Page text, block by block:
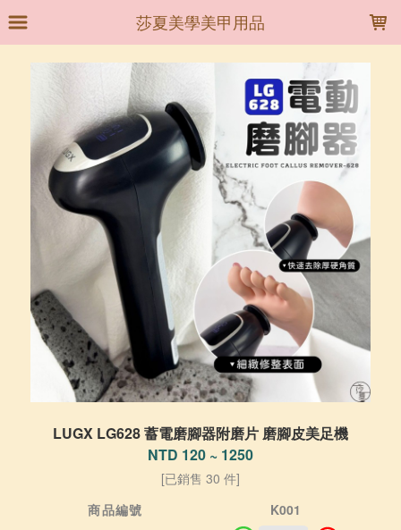
莎夏美學美甲用品
LUGX LG628 蓄電磨腳器附磨片 磨腳皮美足機
NTD 120 ~ 1250
[已銷售 30 件]
商品編號
K001